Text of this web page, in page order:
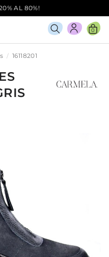
AL 80%!
0
16118201